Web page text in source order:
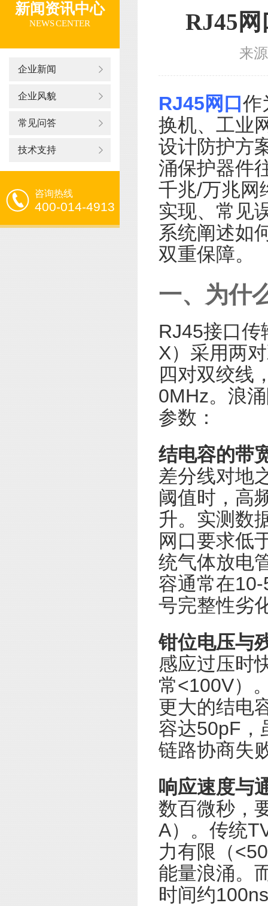
新闻资讯中心
NEWS CENTER
企业新闻
企业风貌
常见问答
技术支持
咨询热线
400-014-4913
RJ45
来
RJ45网口作
换机、工业
设计防护方
涌保护器件
千兆/万兆网
实现、常见
系统阐述如
双重保障。
一、为什
RJ45接口传
X）采用两
四对双绞线
0MHz。浪
参数：
结电容的带
差分线对地
阈值时，高
升。实测数
网口要求低
统气体放电
容通常在
号完整性劣
钳位电压与
感应过压时
常<100V）
更大的结电
容达50pF，
链路协商失
响应速度与
数百微秒，
A）。传统
力有限（
能量浪涌。
时间约